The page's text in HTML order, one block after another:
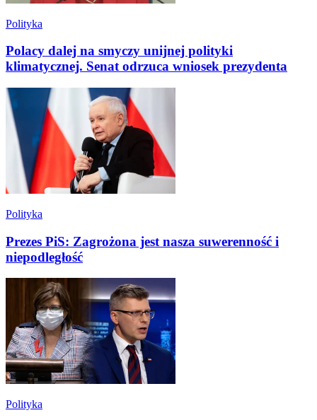
Polityka
Polacy dalej na smyczy unijnej polityki
klimatycznej. Senat odrzuca wniosek prezydenta
Polityka
Prezes PiS: Zagrożona jest nasza suwerenność i
niepodległość
Polityka